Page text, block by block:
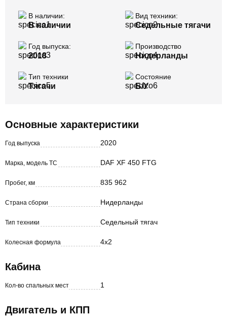
В наличии:
В наличии
Вид техники:
Седельные тягачи
Год выпуска:
2018
Производство
Нидерланды
Тип техники
Тягачи
Состояние
Б/У
Основные характеристики
Год выпуска 2020
Марка, модель ТС DAF XF 450 FTG
Пробег, км 835 962
Страна сборки Нидерланды
Тип техники Седельный тягач
Колесная формула 4х2
Кабина
Кол-во спальных мест 1
Двигатель и КПП